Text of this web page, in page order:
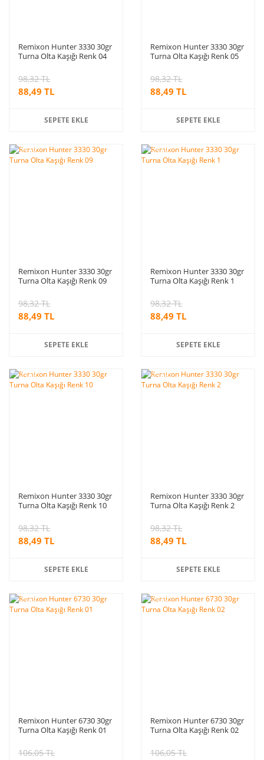
Remixon Hunter 3330 30gr
Turna Olta Kaşığı Renk 04
88,49 TL
98,32 TL
SEPETE EKLE
Remixon Hunter 3330 30gr
Turna Olta Kaşığı Renk 05
88,49 TL
98,32 TL
SEPETE EKLE
%10
Remixon Hunter 3330 30gr
Turna Olta Kaşığı Renk 09
88,49 TL
98,32 TL
SEPETE EKLE
%10
Remixon Hunter 3330 30gr
Turna Olta Kaşığı Renk 1
88,49 TL
98,32 TL
SEPETE EKLE
%10
Remixon Hunter 3330 30gr
Turna Olta Kaşığı Renk 10
88,49 TL
98,32 TL
SEPETE EKLE
%10
Remixon Hunter 3330 30gr
Turna Olta Kaşığı Renk 2
88,49 TL
98,32 TL
SEPETE EKLE
%10
Remixon Hunter 6730 30gr
Turna Olta Kaşığı Renk 01
106,05 TL
%10
Remixon Hunter 6730 30gr
Turna Olta Kaşığı Renk 02
106,05 TL